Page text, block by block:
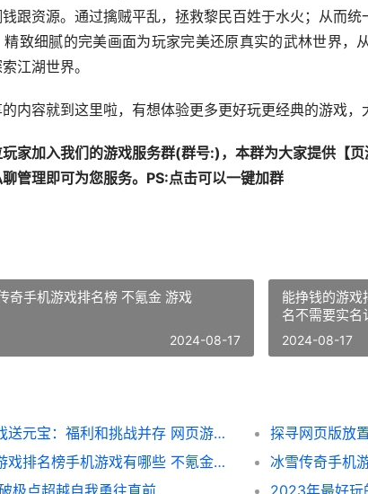
跟资源。通过擒贼平乱，拯救黎民百姓于水火；从而
精致细腻的完美画面为玩家完美还原真实的武林世界，
江湖世界。
内容就到这里啦，有想体验更多更好玩更经典的游戏，
家加入我们的游戏服务群(群号:)，本群为大家提供【页
管理即可为您服务。 PS:点击可以一键加群
奇手机游戏排名榜 不氪金 游戏
2024-08-17
能挣钱的游
名不需要实名
2024-08-17
反常网页游戏送元宝：福利和挑战并存 网页游戏返利网
探寻网页版放
无氪金平民游戏排名榜手机游戏有哪些 不氪金的好玩游戏
冰雪传奇手机
极点超越自我勇往直前